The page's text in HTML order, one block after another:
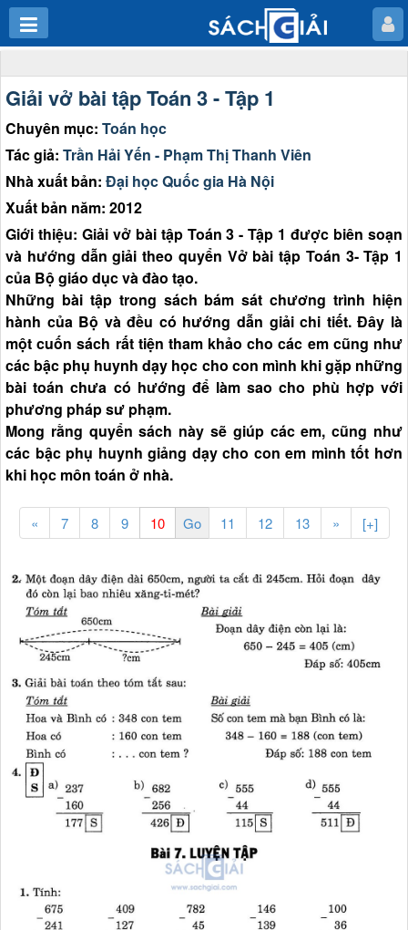
Giải vở bài tập Toán 3 - Tập 1
Chuyên mục: Toán học
Tác giả: Trần Hải Yến - Phạm Thị Thanh Viên
Nhà xuất bản: Đại học Quốc gia Hà Nội
Xuất bản năm: 2012
Giới thiệu: Giải vở bài tập Toán 3 - Tập 1 được biên soạn
và hướng dẫn giải theo quyển Vở bài tập Toán 3- Tập 1
của Bộ giáo dục và đào tạo.
Những bài tập trong sách bám sát chương trình hiện
hành của Bộ và đều có hướng dẫn giải chi tiết. Đây là
một cuốn sách rất tiện tham khảo cho các em cũng như
các bậc phụ huynh dạy học cho con mình khi gặp những
bài toán chưa có hướng để làm sao cho phù hợp với
phương pháp sư phạm.
Mong rằng quyển sách này sẽ giúp các em, cũng như
các bậc phụ huynh giảng dạy cho con em mình tốt hơn
khi học môn toán ở nhà.
« 7 8 9 11 12 13 » [+]